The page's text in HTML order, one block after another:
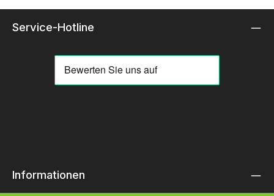
Service-Hotline
Informationen